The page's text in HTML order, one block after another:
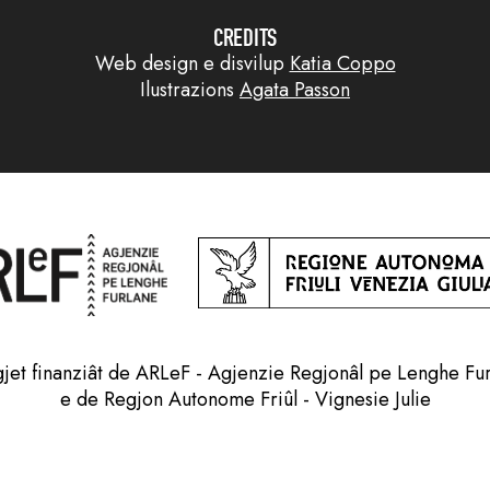
CREDITS
Web design e disvilup Katia Coppo
Ilustrazions Agata Passon
finanziât de ARLeF - Agjenzie Regjonâl pe Lenghe
e de Regjon Autonome Friûl - Vignesie Julie